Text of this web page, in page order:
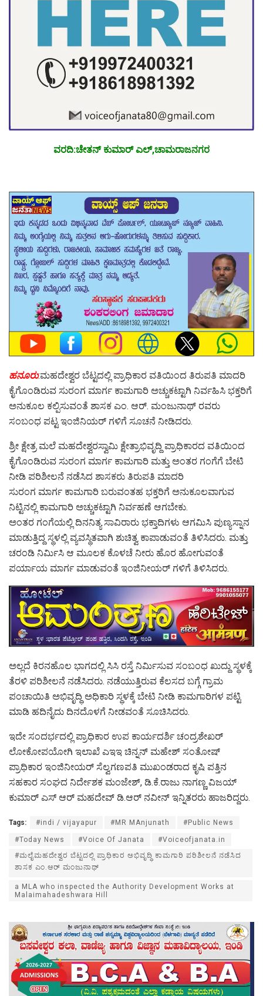
ವರದಿ:ಚೇತನ್ ಕುಮಾರ್ ಎಲ್,ಚಾಮರಾಜನಗರ
ಹನೂರು:ಮಹದೇಶ್ವರ ಬೆಟ್ಟದಲ್ಲಿ ಪ್ರಾಧಿಕಾರ ವತಿಯಿಂದ ತಿರುಪತಿ ಮಾದರಿ
ಕೈಗೊಂಡಿರುವ ಸುರಂಗ ಮಾರ್ಗ ಕಾಮಗಾರಿ ಅಚ್ಚುಕಟ್ಟಾಗಿ ನಿರ್ವಹಿಸಿ ಭಕ್ತರಿಗೆ
ಅನುಕೂಲ ಕಲ್ಪಿಸುವಂತೆ ಶಾಸಕ ಎಂ. ಆರ್. ಮಂಜುನಾಥ್ ರವರು
ಸಂಬಂಧ ಪಟ್ಟ ಇಂಜಿನಿಯರ್ ಗಳಿಗೆ ಸೂಚನೆ ನೀಡಿದರು.
ಶ್ರೀ ಕ್ಷೇತ್ರ ಮಲೆ ಮಹದೇಶ್ವರಸ್ವಾಮಿ ಕ್ಷೇತ್ರಾಭಿವೃದ್ದಿ ಪ್ರಾಧಿಕಾರದ ವತಿಯಿಂದ
ಕೈಗೊಂಡಿರುವ ಸುರಂಗ ಮಾರ್ಗ ಕಾಮಗಾರಿ ಮತ್ತು ಅಂತರ ಗಂಗೆಗೆ ಬೇಟಿ
ನೀಡಿ ಪರಿಶೀಲನೆ ನಡೆಸಿದ ಶಾಸಕರು ತಿರುಪತಿ ಮಾದರಿ
ಸುರಂಗ ಮಾರ್ಗ ಕಾಮಗಾರಿ ಬರುವಂತಹ ಭಕ್ತರಿಗೆ ಅನುಕೂಲವಾಗುವ
ನಿಟ್ಟಿನಲ್ಲಿ ಕಾಮಗಾರಿ ಅಚ್ಚುಕಟ್ಟಾಗಿ ನಿರ್ವಹಣೆ ಆಗಬೇಕು.
ಅಂತರ ಗಂಗೆಯಲ್ಲಿ ದಿನನಿತ್ಯ ಸಾವಿರಾರು ಭಕ್ತಾದಿಗಳು ಆಗಮಿಸಿ ಪುಣ್ಯಸ್ನಾನ
ಮಾಡುತ್ತಿದ್ದ ಸ್ಥಳಲ್ಲಿ ವ್ಯವಸ್ಥಿತವಾಗಿ ಶುಚಿತ್ವ ಕಾಪಾಡುವಂತೆ ತಿಳಿಸಿದರು. ಮತ್ತು
ಚರಂಡಿ ನಿರ್ಮಿಸಿ ಆ ಮೂಲಕ ಕೊಳಚೆ ನೀರು ಹೊರ ಹೋಗುವಂತೆ
ಪರ್ಯಾಯ ಮಾರ್ಗ ಮಾಡುವಂತೆ ಇಂಜಿನೀಯರ್ ಗಳಿಗೆ ತಿಳಿಸಿದರು.
ಅಲ್ಲದೆ ಕಿರನಹೊಲ ಭಾಗದಲ್ಲಿ ಸಿಸಿ ರಸ್ತೆ ನಿರ್ಮಿಸುವ ಸಂಬಂಧ ಖುದ್ದು ಸ್ಥಳಕ್ಕೆ
ತೆರಳಿ ಪರಿಶೀಲನೆ ನಡೆಸಿದರು. ನಡೆಯುತ್ತಿರುವ ಕೆಲಸದ ಬಗ್ಗೆ ಗ್ರಾಮ
ಪಂಚಾಯಿತಿ ಅಭಿವೃದ್ಧಿ ಅಧಿಕಾರಿ ಸ್ಥಳಕ್ಕೆ ಬೇಟಿ ನೀಡಿ ಕಾಮಗಾರಿಗಳ ಪಟ್ಟಿ
ಮಾಡಿ ಹದಿನೈದು ದಿನದೊಳಗೆ ನೀಡವಂತೆ ಸೂಚಿಸಿದರು.
ಇದೇ ಸಂದರ್ಭದಲ್ಲಿ ಪ್ರಾಧಿಕಾರ ಉಪ ಕಾರ್ಯದರ್ಶಿ ಚಂದ್ರಶೇಖರ್
ಲೋಕೋಪಯೋಗಿ ಇಲಾಖೆ ಎಇಇ ಚಿನ್ನನ್ ಮಹೇಶ್ ಸಂತೋಷ್
ಪ್ರಾಧಿಕಾರ ಇಂಜಿನೀಯರ್ ಸೆಲ್ವಗಣಪತಿ ಮುಖಂಡರಾದ ಕೃಷಿ ಪತ್ತಿನ
ಸಹಕಾರ ಸಂಘದ ನಿರ್ದೇಶಕ ಮಂಜೇಶ್, ಡಿ.ಕೆ.ರಾಜು ನಾಗಣ್ಣ ವಿಜಯ್
ಕುಮಾರ್ ಎಸ್ ಆರ್ ಮಹದೇವ್ ಡಿ.ಆರ್ ನವೀನ್ ಇನ್ನಿತರರು ಹಾಜರಿದ್ದರು.
Tags: #indi / vijayapur #MR MAnjunath #Public News
#Today News #Voice Of Janata
#Voiceofjanata.in
#ಮಲೈಮಹದೇಶ್ವರ ಬೆಟ್ಟದಲ್ಲಿ ಪ್ರಾಧಿಕಾರ ಅಭಿವೃದ್ಧಿ ಕಾಮಗಾರಿ ಪರಿಶೀಲನೆ ನಡೆಸಿದ
ಶಾಸಕ ಎಂ.ಆರ್ ಮಂಜುನಾಥ್
a MLA who inspected the Authority Development Works at
Malaimahadeshwara Hill